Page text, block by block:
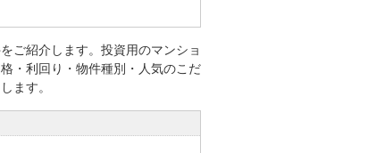
ご紹介します。投資用のマンショ
・利回り・物件種別・人気のこだ
ます。